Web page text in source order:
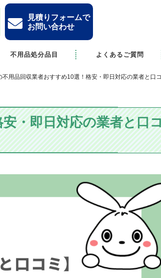
見積りフォームで
お問い合わせ
不用品処分品目 よくあるご質問
不用品回収業者おすすめ10選！格安・即日対応の業者と口
・即日対応の業者と口